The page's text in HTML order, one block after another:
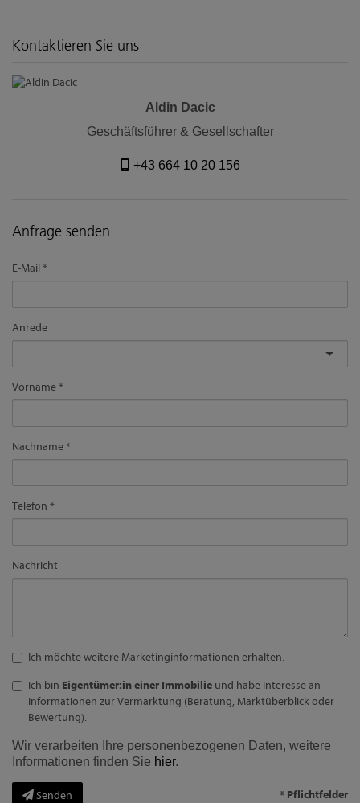
Kontaktieren Sie uns
Aldin Dacic
Geschäftsführer & Gesellschafter
+43 664 10 20 156
Anfrage senden
E-Mail
Anrede
Vorname
Nachname
Telefon
Nachricht
Ich möchte weitere Marketinginformationen erhalten.
Ich bin Eigentümer:in einer Immobilie und habe Interesse an
Informationen zur Vermarktung (Beratung, Marktüberblick oder
Bewertung).
Wir verarbeiten Ihre personenbezogenen Daten, weitere
Informationen finden Sie hier.
Senden * Pflichtfelder